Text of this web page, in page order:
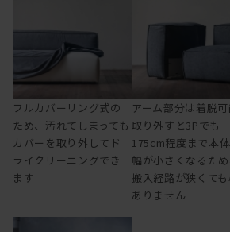
フルカバーリング式の
ため、汚れてしまっても
カバーを取り外してド
ライクリーニングでき
ます
アーム部分は着脱可
取り外すと3Pでも
175cm程度まで本
幅が小さくなるため
搬入経路が狭くて
ありません